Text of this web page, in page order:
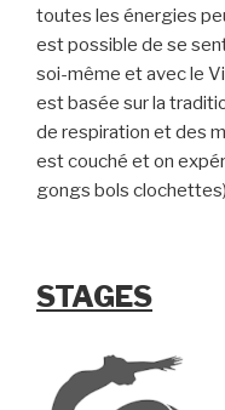
toutes les énergies
est possible de se
soi-même et avec le
est basée sur la
de respiration et des
est couché et on
gongs bols
STAGES